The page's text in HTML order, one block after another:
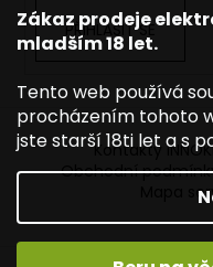
Zákaz prodeje
mladším 18 let.
Tento web používá
procházením tohoto
jste starší 18ti let a s
D
o
p
r
u
PŘIHLÁSIT SE
Kontakty
Obchodní
Mapa